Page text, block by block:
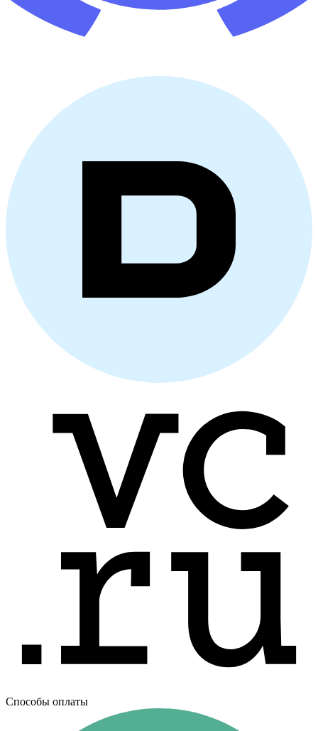
Способы оплаты